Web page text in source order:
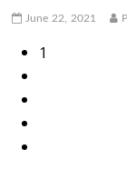
o
m
m
June 22, 2021
1